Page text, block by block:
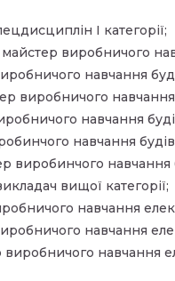
І категорії;
виробничого
навчання
виробничого
навчання
навчання
виробинчого навчання
вищої категорії;
навчання
навчання
навчання